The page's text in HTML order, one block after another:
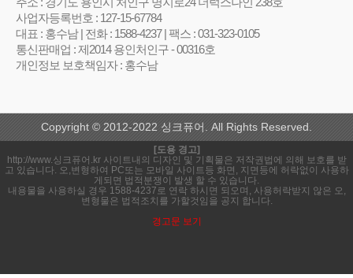
사업자등록번호 : 127-15-67784
대표 : 홍수남 | 전화 : 1588-4237 | 팩스 : 031-323-0105
통신판매업 : 제2014 용인처인구 - 00316호
개인정보 보호책임자 : 홍수남
Copyright © 2012-2022 싱크퓨어. All Rights Reserved.
[도용 경고]
http://www.싱크퓨어.kr 사이트내의 디자인 및 기획물은 저작권법에 의해 보호를 받
고 있습니다. 오,변형하여 PC또는 모바일 사이트등 화면, 지면등에 허락없이 사용하
게되면 법적분쟁이 발생 할 수 있습니다.
내용물을 사용하실 경우 1588-4237로 연락 하시면 되오며, 사용허락받지 않은 오,
변형물은 법적조치를 가할것임을 공지 합니다.
경고문 보기